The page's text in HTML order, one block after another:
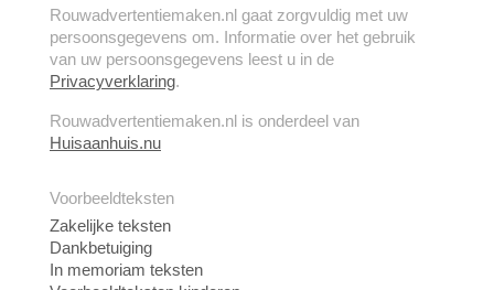
Rouwadvertentiemaken.nl gaat zorgvuldig met uw
persoonsgegevens om. Informatie over het gebruik
van uw persoonsgegevens leest u in de
Privacyverklaring.
Rouwadvertentiemaken.nl is onderdeel van
Huisaanhuis.nu
Voorbeeldteksten
Zakelijke teksten
Dankbetuiging
In memoriam teksten